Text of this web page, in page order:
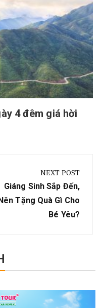
4 đêm giá hời
NEXT POST
Next
Post:
Giáng Sinh Sắp Đến,
Nên Tặng Quà Gì Cho
Bé Yêu?